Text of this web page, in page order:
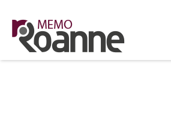
En poursuivant votre navigation
les fonctionnalités de partages